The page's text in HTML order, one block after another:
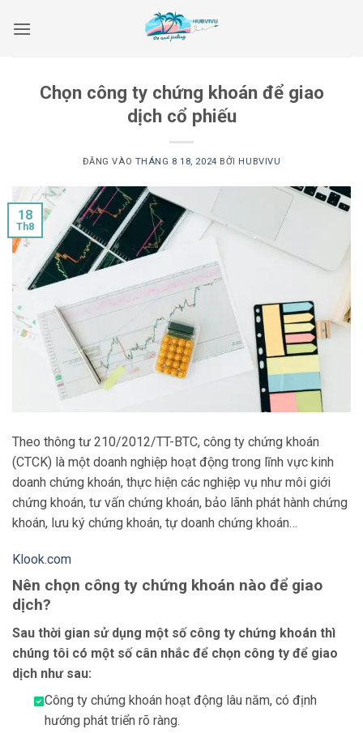
qua
Chọn công ty chứng khoán để giao
dịch cổ phiếu
ĐĂNG VÀO THÁNG 8 18, 2024 BỞI HUBVIVU
18
Th8
Theo thông tư 210/2012/TT-BTC, công ty chứng khoán
(CTCK) là một doanh nghiệp hoạt động trong lĩnh vực kinh
doanh chứng khoán, thực hiện các nghiệp vụ như môi giới
chứng khoán, tư vấn chứng khoán, bảo lãnh phát hành chứng
khoán, lưu ký chứng khoán, tự doanh chứng khoán…
Klook.com
Nên chọn công ty chứng khoán nào để giao
dịch?
Sau thời gian sử dụng một số công ty chứng khoán thì
chúng tôi có một số cân nhắc để chọn công ty để giao
dịch như sau:
Công ty chứng khoán hoạt động lâu năm, có định
hướng phát triển rõ ràng.